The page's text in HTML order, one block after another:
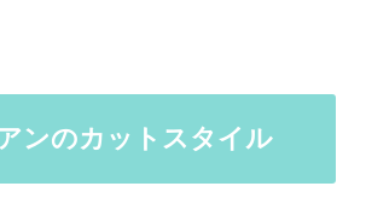
ンのカットスタイル